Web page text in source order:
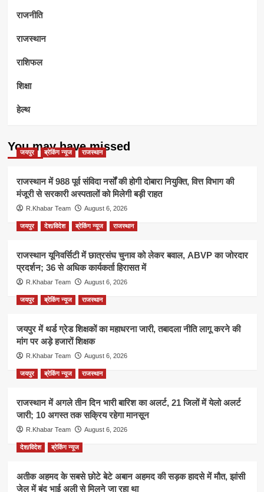
राजनीति
राजस्थान
राशिफल
शिक्षा
हेल्थ
You may have missed
जयपुर ब्रेकिंग न्यूज राजस्थान
राजस्थान में 988 पूर्व संविदा नर्सों की होगी दोबारा नियुक्ति, वित्त विभाग की
मंजूरी से सरकारी अस्पतालों को मिलेगी बड़ी राहत
R.Khabar Team August 6, 2026
जयपुर देश/विदेश ब्रेकिंग न्यूज राजस्थान
राजस्थान यूनिवर्सिटी में छात्रसंघ चुनाव को लेकर बवाल, ABVP का जोरदार
प्रदर्शन; 36 से अधिक कार्यकर्ता हिरासत में
R.Khabar Team August 6, 2026
जयपुर ब्रेकिंग न्यूज राजस्थान
जयपुर में थर्ड ग्रेड शिक्षकों का महाधरना जारी, तबादला नीति लागू करने की
मांग पर अड़े हजारों शिक्षक
R.Khabar Team August 6, 2026
जयपुर ब्रेकिंग न्यूज राजस्थान
राजस्थान में अगले तीन दिन भारी बारिश का अलर्ट, 21 जिलों में येलो अलर्ट
जारी; 10 अगस्त तक सक्रिय रहेगा मानसून
R.Khabar Team August 6, 2026
देश/विदेश ब्रेकिंग न्यूज
अतीक अहमद के सबसे छोटे बेटे अबान अहमद की सड़क हादसे में मौत, झांसी
जेल में बंद भाई अली से मिलने जा रहा था